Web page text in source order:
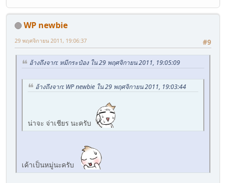
WP newbie
#9
29 พฤศจิกายน 2011, 19:06:37
อ้างถึงจาก: หมีกระป๋อง ใน 29 พฤศจิกายน 2011, 19:05:09
อ้างถึงจาก: WP newbie ใน 29 พฤศจิกายน 2011, 19:03:44
น่าจะ จ่าเชียร นะครับ
เค้าเป็นหมู่นะครับ